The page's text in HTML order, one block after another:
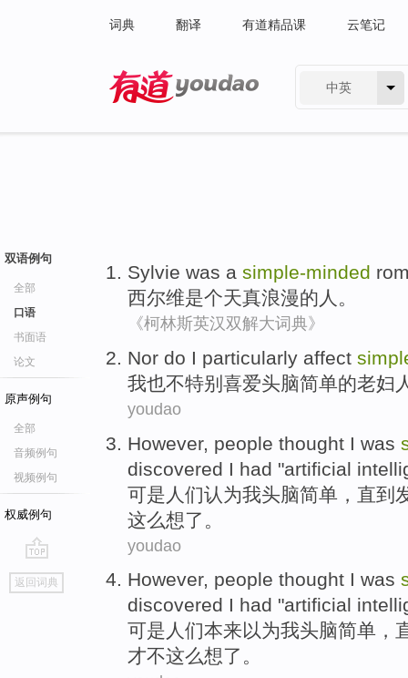
词典 翻译 有道精品课 云笔记
中英
双语例句
全部
口语
书面语
论文
原声例句
全部
音频例句
视频例句
权威例句
go
top
返回词典
Sylvie was a simple-minded
西尔维是个天真浪漫的人 。
《柯林斯英汉双解大词典》
Nor do I particularly affect
我也不特别 喜爱头脑简单的老妇
youdao
However, people thought I was
discovered I had "artificial
可是 人们认为我头脑简单， 直到
这么想了。
youdao
However, people thought I was
discovered I had "artificial
可是 人们本来以为我头脑简单，
才不这么想了。